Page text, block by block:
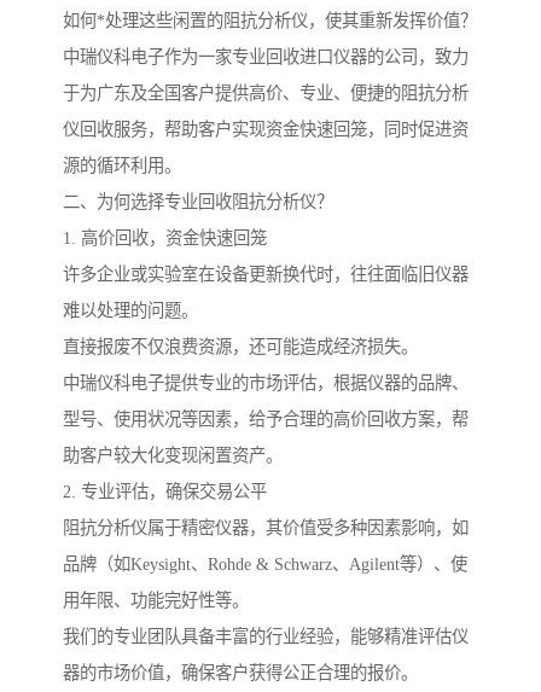
如何*处理这些闲置的阻抗分析仪，使其重新发挥价值？
中瑞仪科电子作为一家专业回收进口仪器的公司，致力
于为广东及全国客户提供高价、专业、便捷的阻抗分析
仪回收服务，帮助客户实现资金快速回笼，同时促进资
源的循环利用。
二、为何选择专业回收阻抗分析仪？
1. 高价回收，资金快速回笼
许多企业或实验室在设备更新换代时，往往面临旧仪器
难以处理的问题。
直接报废不仅浪费资源，还可能造成经济损失。
中瑞仪科电子提供专业的市场评估，根据仪器的品牌、
型号、使用状况等因素，给予合理的高价回收方案，帮
助客户较大化变现闲置资产。
2. 专业评估，确保交易公平
阻抗分析仪属于精密仪器，其价值受多种因素影响，如
品牌（如Keysight、Rohde & Schwarz、Agilent等）、使
用年限、功能完好性等。
我们的专业团队具备丰富的行业经验，能够精准评估仪
器的市场价值，确保客户获得公正合理的报价。